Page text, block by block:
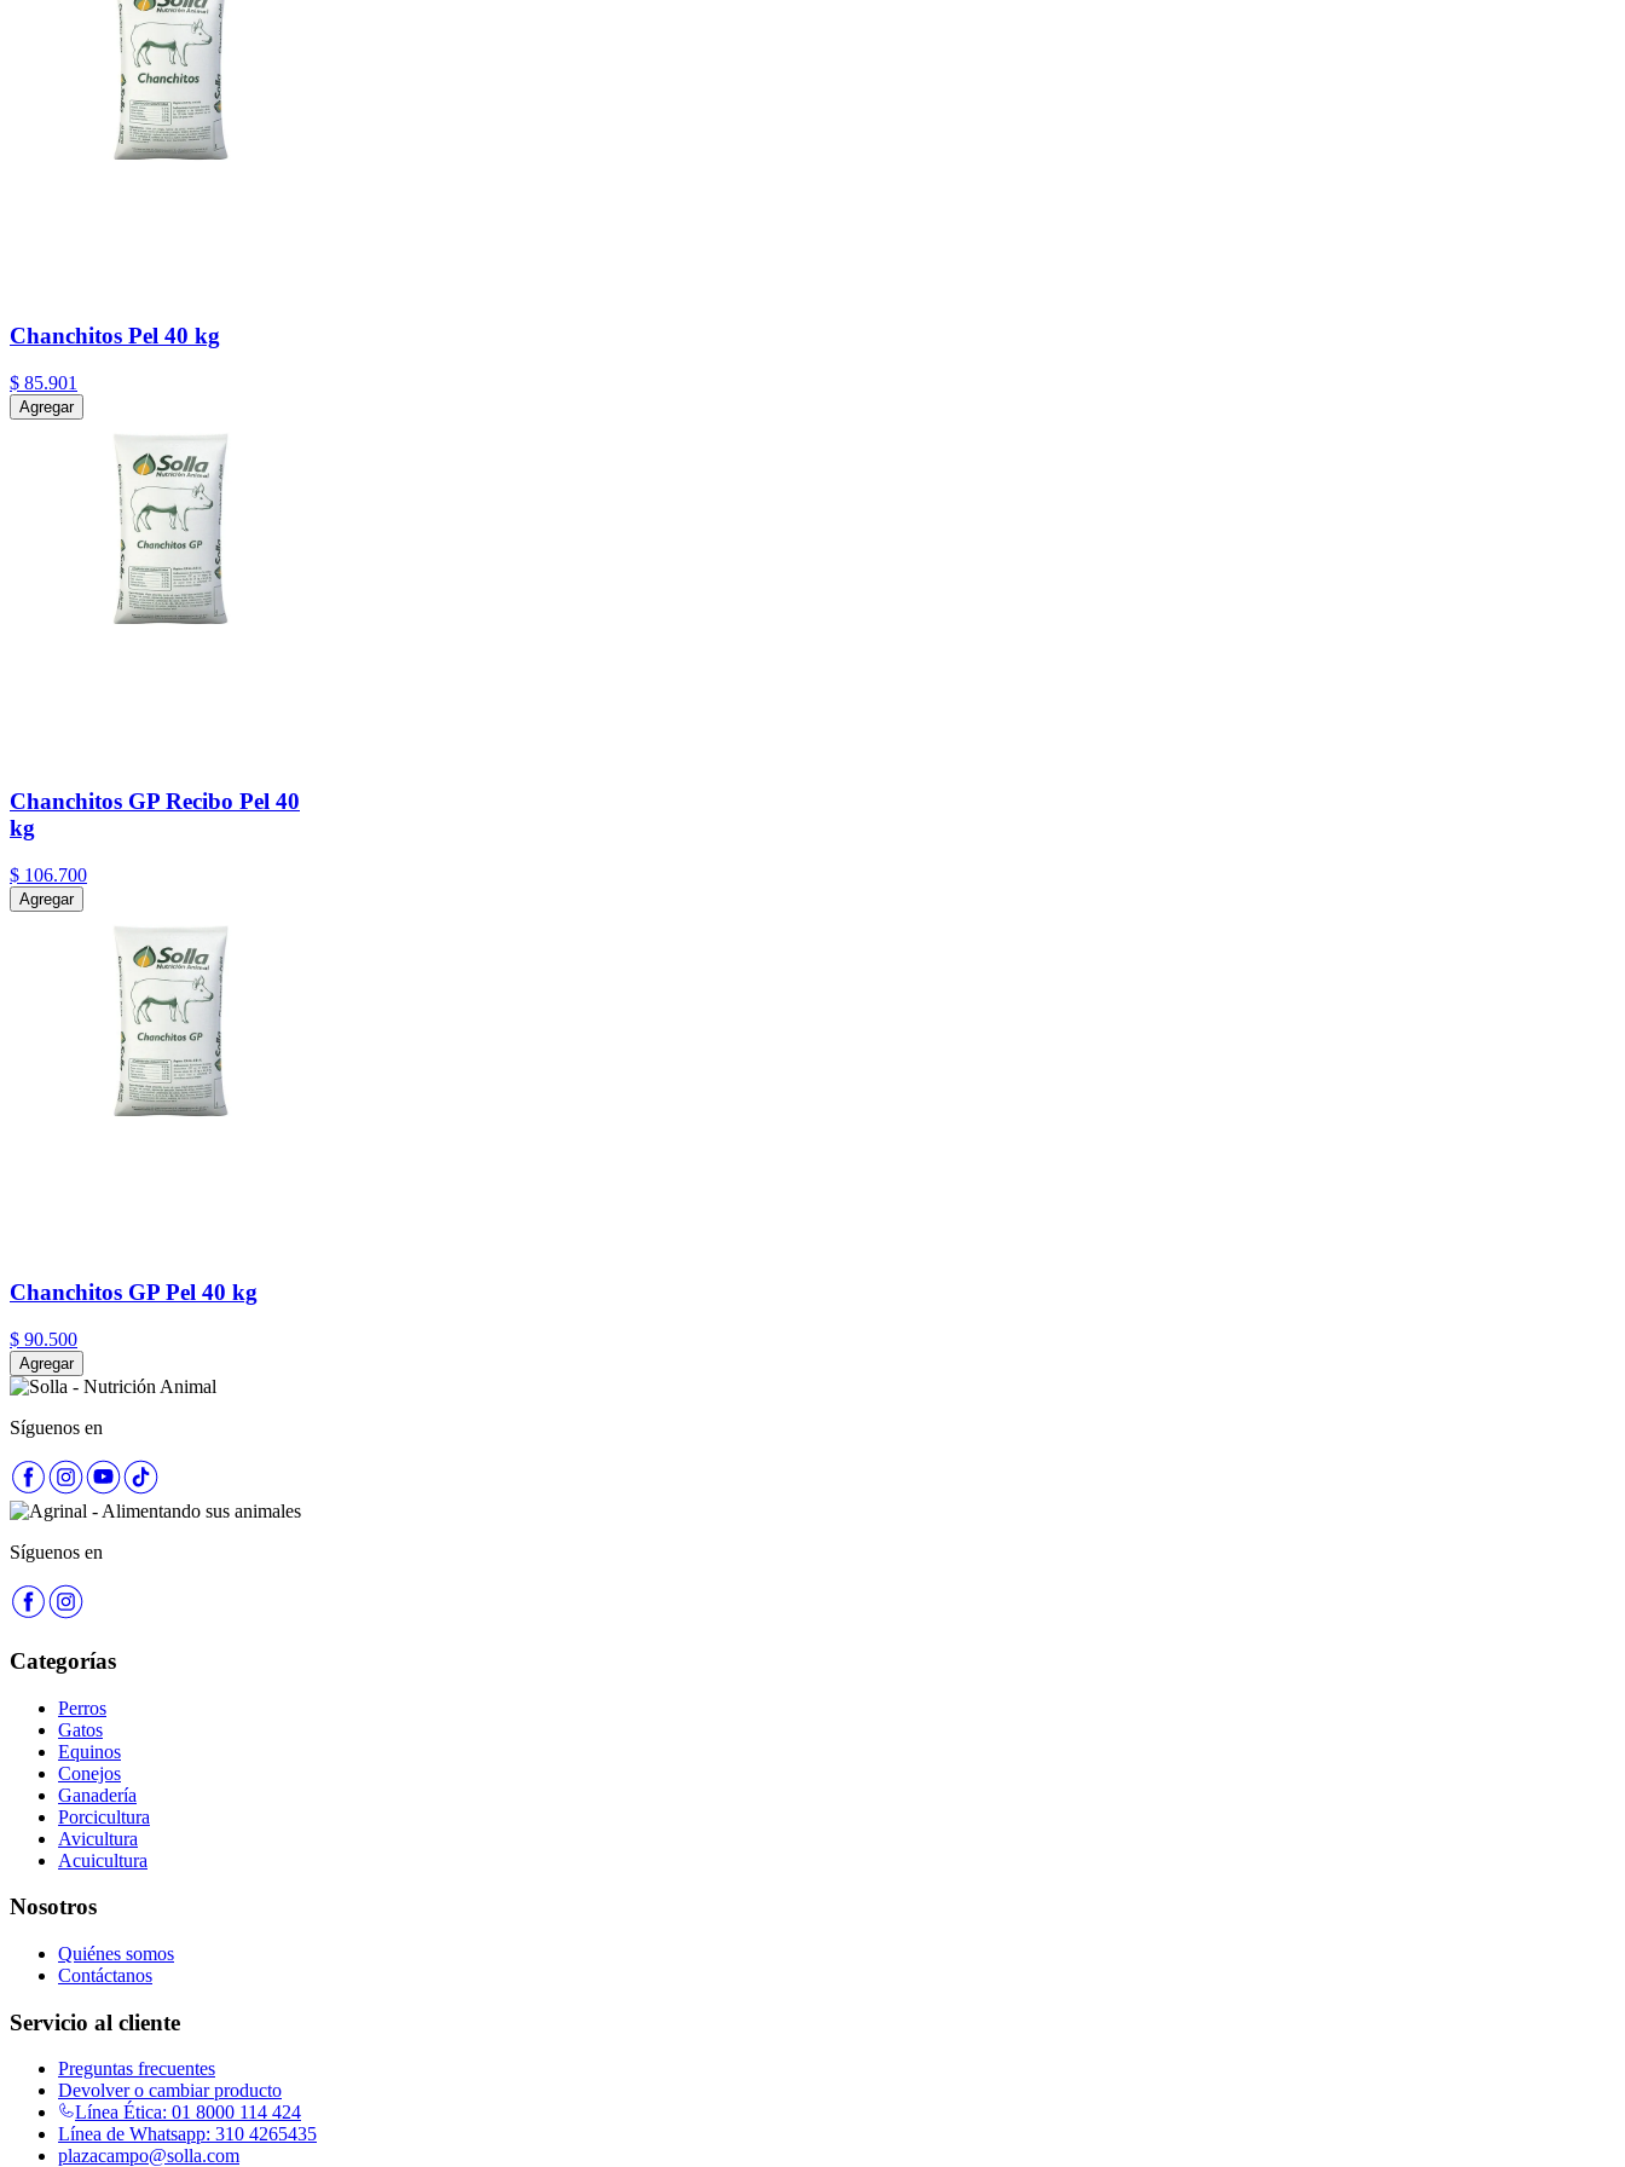
Chanchitos Pel 40 kg
$ 85.901
Agregar
Chanchitos GP Recibo Pel 40
kg
$ 106.700
Agregar
Chanchitos GP Pel 40 kg
$ 90.500
Agregar
Síguenos en
Síguenos en
Categorías
Perros
Gatos
Equinos
Conejos
Ganadería
Porcicultura
Avicultura
Acuicultura
Nosotros
Quiénes somos
Contáctanos
Servicio al cliente
Preguntas frecuentes
Devolver o cambiar producto
Línea Ética: 01 8000 114 424
Línea de Whatsapp: 310 4265435
plazacampo@solla.com